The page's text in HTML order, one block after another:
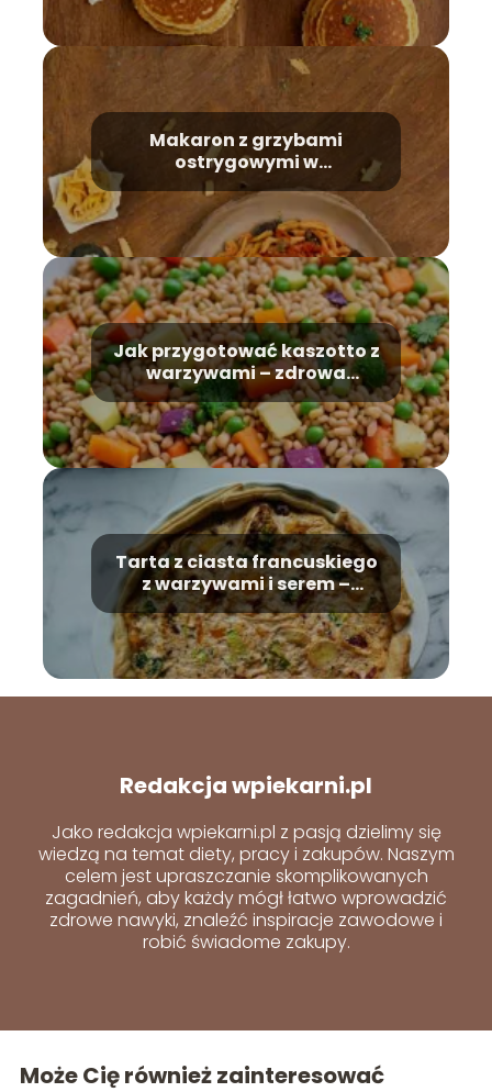
Makaron z grzybami
ostrygowymi w
pomidorowym sosie –
receptura
Jak przygotować kaszotto z
warzywami – zdrowa
potrawa na każdą sytuację
Tarta z ciasta francuskiego
z warzywami i serem –
przepis
Redakcja wpiekarni.pl
Jako redakcja wpiekarni.pl z pasją dzielimy się
wiedzą na temat diety, pracy i zakupów. Naszym
celem jest upraszczanie skomplikowanych
zagadnień, aby każdy mógł łatwo wprowadzić
zdrowe nawyki, znaleźć inspiracje zawodowe i
robić świadome zakupy.
Może Cię również zainteresować